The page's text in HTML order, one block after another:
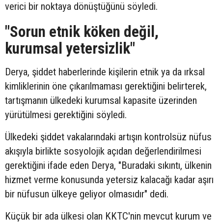
verici bir noktaya dönüştüğünü söyledi.
"Sorun etnik köken değil,
kurumsal yetersizlik"
Derya, şiddet haberlerinde kişilerin etnik ya da ırksal
kimliklerinin öne çıkarılmaması gerektiğini belirterek,
tartışmanın ülkedeki kurumsal kapasite üzerinden
yürütülmesi gerektiğini söyledi.
Ülkedeki şiddet vakalarındaki artışın kontrolsüz nüfus
akışıyla birlikte sosyolojik açıdan değerlendirilmesi
gerektiğini ifade eden Derya, "Buradaki sıkıntı, ülkenin
hizmet verme konusunda yetersiz kalacağı kadar aşırı
bir nüfusun ülkeye geliyor olmasıdır" dedi.
Küçük bir ada ülkesi olan KKTC'nin mevcut kurum ve